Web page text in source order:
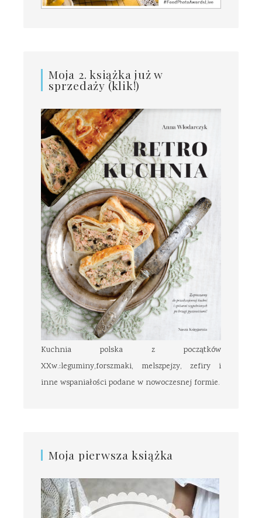
Moja 2. książka już w
sprzedaży (klik!)
Kuchnia polska z początków
XXw.:leguminy,forszmaki, melszpejzy, zefiry i
inne wspaniałości podane w nowoczesnej formie.
Moja pierwsza książka